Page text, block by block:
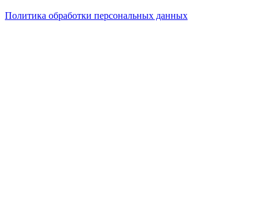
Политика обработки персональных данных